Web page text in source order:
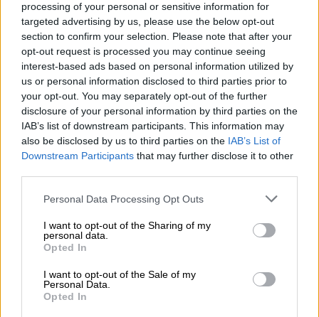
processing of your personal or sensitive information for
targeted advertising by us, please use the below opt-out
section to confirm your selection. Please note that after your
opt-out request is processed you may continue seeing
interest-based ads based on personal information utilized by
us or personal information disclosed to third parties prior to
your opt-out. You may separately opt-out of the further
disclosure of your personal information by third parties on the
IAB’s list of downstream participants. This information may
also be disclosed by us to third parties on the IAB’s List of
Downstream Participants that may further disclose it to other
Please note that this website/app uses one or more Google
not limited to your visit or usage behaviour. You may click to
grant or deny consent to Google and its third-party tags to
use your data for below specified purposes in below Google
consent section.
Personal Data Processing Opt Outs
I want to opt-out of the Sharing of my
personal data.
Opted In
I want to opt-out of the Sale of my
Personal Data.
Opted In
ΔΙΑΒΑΣΤΕ ΕΠΙΣΗΣ
Ελλάδα|17.05.2026 14:08
Θεσσαλονίκη: 69χρονος παρενόχλησε
24χρονη μέσα σε κατάστημα ψιλικών
Ελλάδα|17.05.2026 14:38
Τρόμος στην Αχαΐα: Άνδρας σε
Από τη σύγκρουση ανετράπη το ένα
αυτοκίνητοστο οποίο επέβαιναν δύο άτομα.
Υπήρξε άμεσα μεγάλη κινητοποίηση όλων